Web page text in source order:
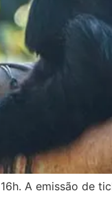
A emissão de